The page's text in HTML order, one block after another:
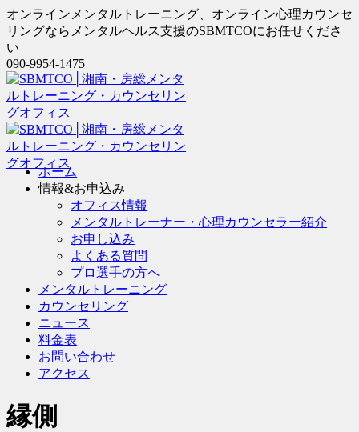
オンラインメンタルトレーニング、オンライン心理カウンセ
リングならメンタルヘルス支援のSBMTCOにお任せくださ
い
090-9954-1475
ホーム
情報&お申込み
オフィス情報
メンタルトレーナー・心理カウンセラー紹介
お申し込み
よくある質問
プロ選手の方へ
メンタルトレーニング
カウンセリング
ニュース
料金表
お問い合わせ
アクセス
縁側